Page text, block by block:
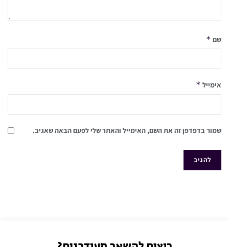
שם *
אימייל *
שמור בדפדפן זה את השם, האימייל והאתר שלי לפעם הבאה שאגיב.